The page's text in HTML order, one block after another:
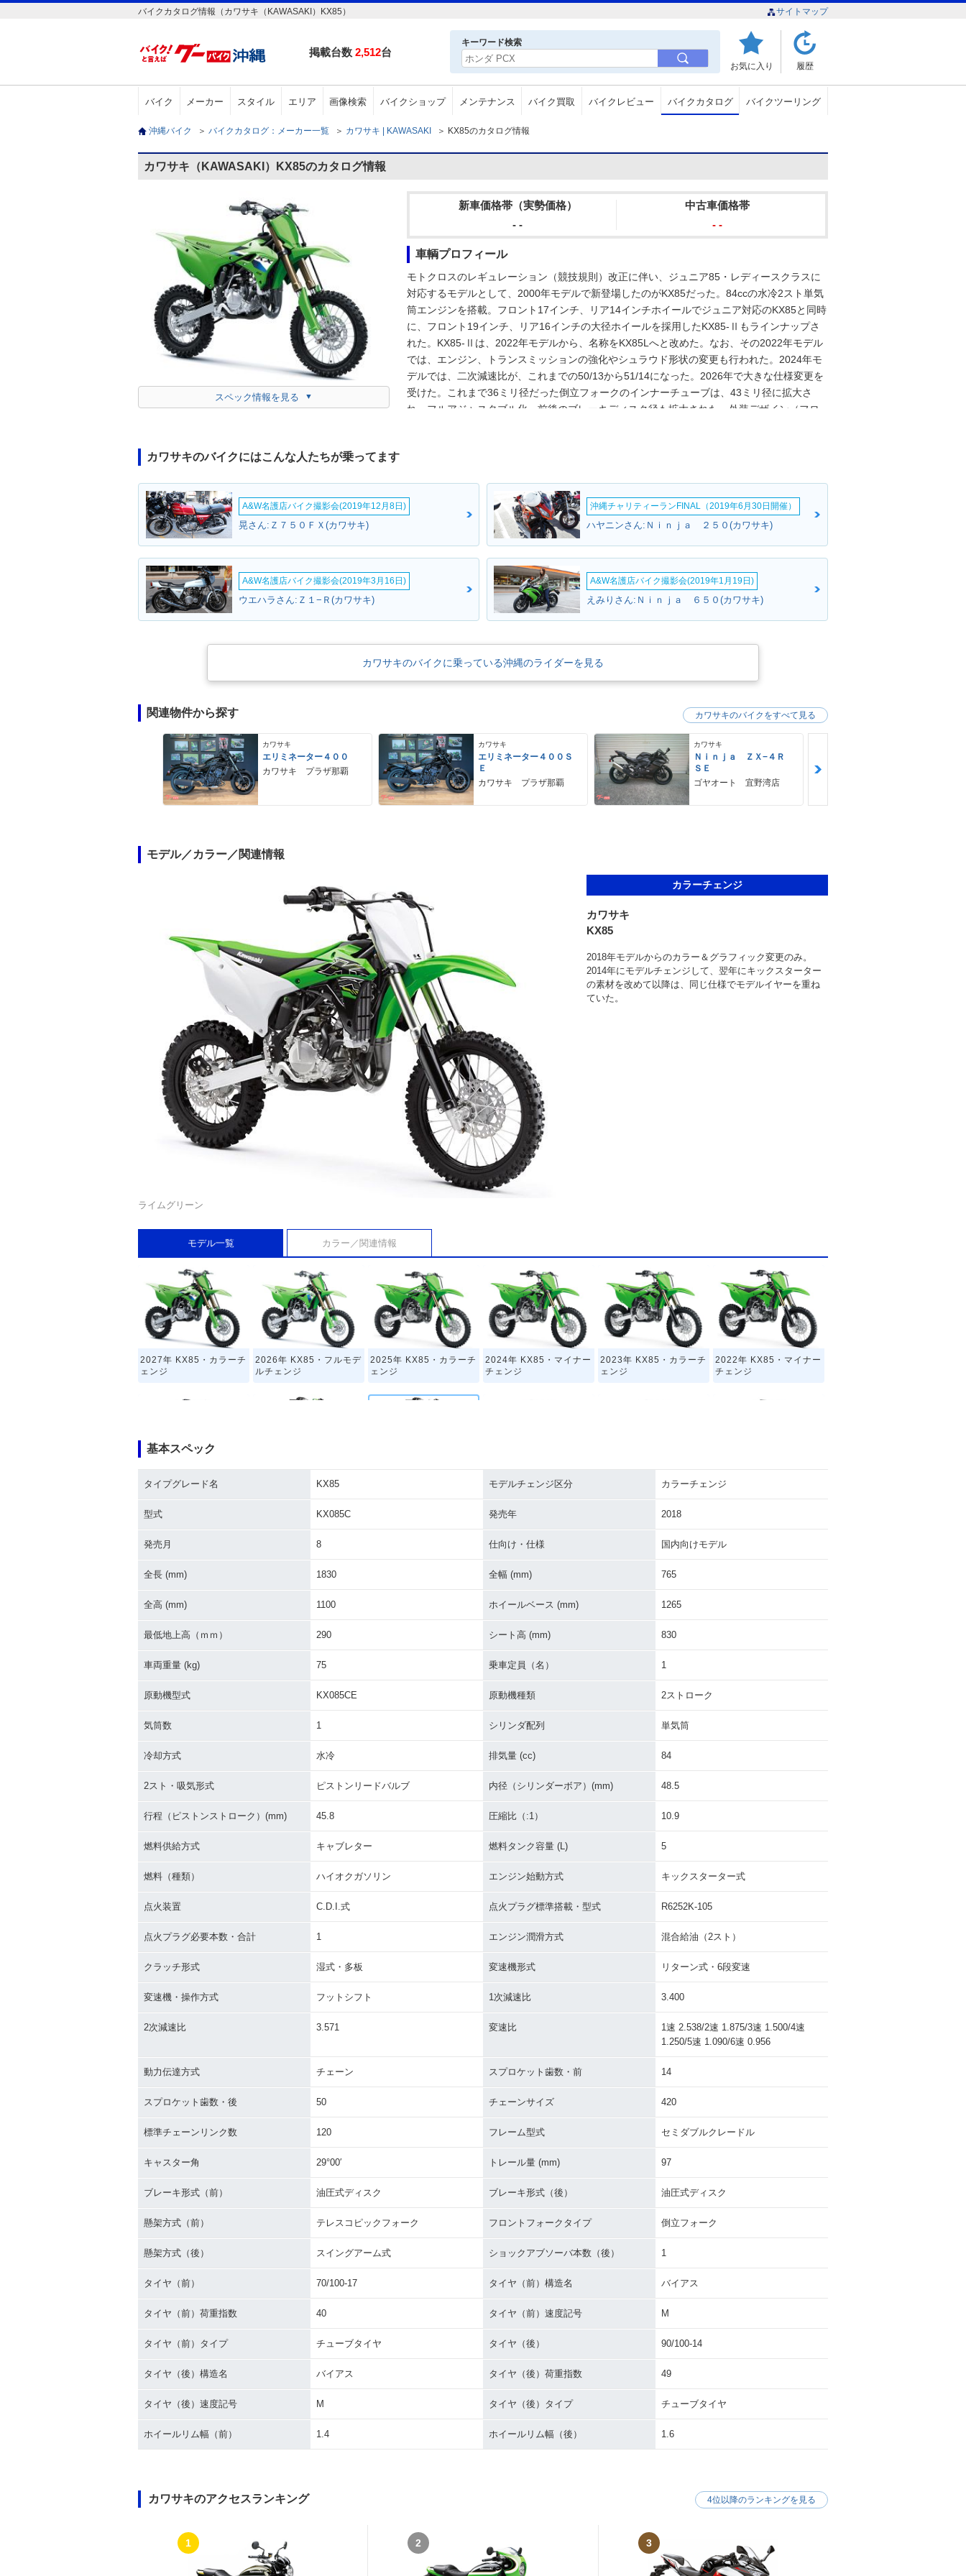
バイクカタログ情報（カワサキ（KAWASAKI）KX85） サイトマップ
掲載台数 2,512台
キーワード検索
お気に入り 履歴
バイク メーカー スタイル エリア 画像検索 バイクショップ メンテナンス バイク買取 バイクレビュー バイクカタログ バイクツーリング
沖縄バイク ＞ バイクカタログ：メーカー一覧 ＞ カワサキ | KAWASAKI ＞ KX85のカタログ情報
カワサキ（KAWASAKI）KX85のカタログ情報
スペック情報を見る
新車価格帯（実勢価格）
- -
中古車価格帯
- -
車輌プロフィール
モトクロスのレギュレーション（競技規則）改正に伴い、ジュニア85・レディースクラスに
対応するモデルとして、2000年モデルで新登場したのがKX85だった。84ccの水冷2スト単気
筒エンジンを搭載。フロント17インチ、リア14インチホイールでジュニア対応のKX85と同時
に、フロント19インチ、リア16インチの大径ホイールを採用したKX85-Ⅱもラインナップさ
れた。KX85-Ⅱは、2022年モデルから、名称をKX85Lへと改めた。なお、その2022年モデル
では、エンジン、トランスミッションの強化やシュラウド形状の変更も行われた。2024年モ
デルでは、二次減速比が、これまでの50/13から51/14になった。2026年で大きな仕様変更を
受けた。これまで36ミリ径だった倒立フォークのインナーチューブは、43ミリ径に拡大さ
れ、フルアジャスタブル化。前後のブレーキディスク径も拡大された。外装デザイン（フロ
カワサキのバイクにはこんな人たちが乗ってます
A&W名護店バイク撮影会(2019年12月8日)
晃さん:Ｚ７５０ＦＸ(カワサキ)
沖縄チャリティーランFINAL（2019年6月30日開催）
ハヤニンさん:Ｎｉｎｊａ ２５０(カワサキ)
A&W名護店バイク撮影会(2019年3月16日)
ウエハラさん:Ｚ１−Ｒ(カワサキ)
A&W名護店バイク撮影会(2019年1月19日)
えみりさん:Ｎｉｎｊａ ６５０(カワサキ)
カワサキのバイクに乗っている沖縄のライダーを見る
関連物件から探す
カワサキ
エリミネーター４００
カワサキ プラザ那覇
カワサキ
エリミネーター４００Ｓ
Ｅ
カワサキ プラザ那覇
カワサキ
Ｎｉｎｊａ ＺＸ−４Ｒ
ＳＥ
ゴヤオート 宜野湾店
カワサキのバイクをすべて見る
モデル／カラー／関連情報
ライムグリーン
カラーチェンジ
カワサキ
KX85
2018年モデルからのカラー＆グラフィック変更のみ。
2014年にモデルチェンジして、翌年にキックスターター
の素材を改めて以降は、同じ仕様でモデルイヤーを重ね
ていた。
モデル一覧 カラー／関連情報
2027年 KX85・カラーチ
ェンジ
2026年 KX85・フルモデ
ルチェンジ
2025年 KX85・カラーチ
ェンジ
2024年 KX85・マイナー
チェンジ
2023年 KX85・カラーチ
ェンジ
2022年 KX85・マイナー
チェンジ
2021年 KX85・カラーチ
2020年 KX85・カラーチ
2018年 KX85・カラーチ
2017年 KX85・カラーチ
2016年 KX85・カラーチ
チェンジ
ェンジ
2009年 KX85・カラーチ
ェンジ
2008年 KX85・カラーチ
2006年 KX85・マイナー
チェンジ
2003年 KX85・カラーチ
2002年 KX85・マイナー
2001年 KX85 2000年 KX85・新登場
基本スペック
タイプグレード名 KX85 モデルチェンジ区分 カラーチェンジ
型式 KX085C 発売年 2018
発売月 8 仕向け・仕様 国内向けモデル
全長 (mm) 1830 全幅 (mm) 765
全高 (mm) 1100 ホイールベース (mm) 1265
最低地上高（ｍｍ） 290 シート高 (mm) 830
車両重量 (kg) 75 乗車定員（名） 1
原動機型式 KX085CE 原動機種類 2ストローク
気筒数 1 シリンダ配列 単気筒
冷却方式 水冷 排気量 (cc) 84
2スト・吸気形式 ピストンリードバルブ 内径（シリンダーボア）(mm) 48.5
行程（ピストンストローク）(mm) 45.8 圧縮比（:1） 10.9
燃料供給方式 キャブレター 燃料タンク容量 (L) 5
燃料（種類） ハイオクガソリン エンジン始動方式 キックスターター式
点火装置 C.D.I.式 点火プラグ標準搭載・型式 R6252K-105
点火プラグ必要本数・合計 1 エンジン潤滑方式 混合給油（2スト）
クラッチ形式 湿式・多板 変速機形式 リターン式・6段変速
変速機・操作方式 フットシフト 1次減速比 3.400
2次減速比 3.571 変速比
1速 2.538/2速 1.875/3速 1.500/4速
1.250/5速 1.090/6速 0.956
動力伝達方式 チェーン スプロケット歯数・前 14
スプロケット歯数・後 50 チェーンサイズ 420
標準チェーンリンク数 120 フレーム型式 セミダブルクレードル
キャスター角 29°00′ トレール量 (mm) 97
ブレーキ形式（前） 油圧式ディスク ブレーキ形式（後） 油圧式ディスク
懸架方式（前） テレスコピックフォーク フロントフォークタイプ 倒立フォーク
懸架方式（後） スイングアーム式 ショックアブソーバ本数（後） 1
タイヤ（前） 70/100-17 タイヤ（前）構造名 バイアス
タイヤ（前）荷重指数 40 タイヤ（前）速度記号 M
タイヤ（前）タイプ チューブタイヤ タイヤ（後） 90/100-14
タイヤ（後）構造名 バイアス タイヤ（後）荷重指数 49
タイヤ（後）速度記号 M タイヤ（後）タイプ チューブタイヤ
ホイールリム幅（前） 1.4 ホイールリム幅（後） 1.6
カワサキのアクセスランキング
1 2 3
4位以降のランキングを見る